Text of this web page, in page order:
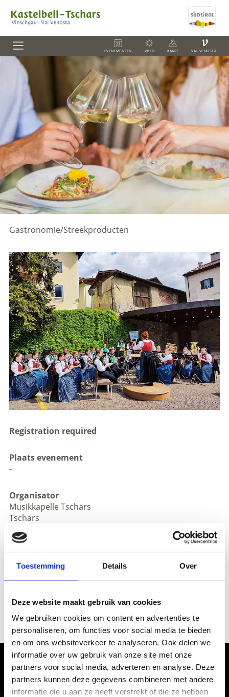
Toestemming Details Over
Deze website maakt gebruik van cookies
We gebruiken cookies om content en advertenties te
personaliseren, om functies voor social media te bieden
en om ons websiteverkeer te analyseren. Ook delen we
informatie over uw gebruik van onze site met onze
partners voor social media, adverteren en analyse. Deze
partners kunnen deze gegevens combineren met andere
informatie die u aan ze heeft verstrekt of die ze hebben
EVENEMENTEN WEER KAART
V
VAL VENOSTA
Gastronomie/Streekproducten
Registration required
Plaats evenement
-
Organisator
Musikkapelle Tschars
Tschars
www.musikkapelle-tschars.de.vu/
zurück zu den Top Events
WAS DE INHOUD NUTTIG VOOR U?
Ja
No
Ervaar de cultuur en gebruiken in
Vinschgau vallei